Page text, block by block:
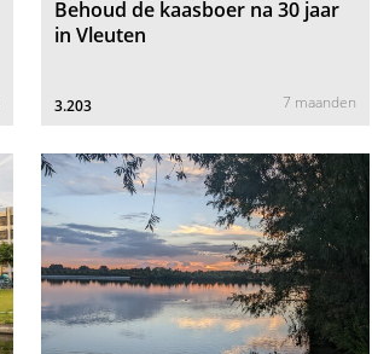
Behoud de kaasboer na 30 jaar
in Vleuten
3.203 7 maanden